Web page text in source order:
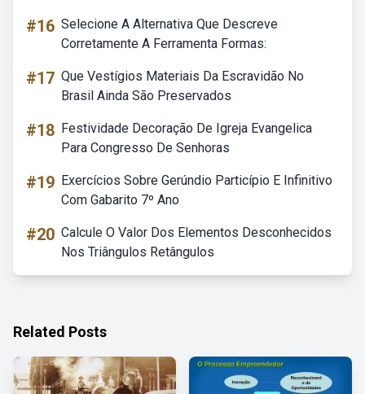
#16 Selecione A Alternativa Que Descreve
Corretamente A Ferramenta Formas:
#17 Que Vestígios Materiais Da Escravidão No
Brasil Ainda São Preservados
#18 Festividade Decoração De Igreja Evangelica
Para Congresso De Senhoras
#19 Exercícios Sobre Gerúndio Particípio E Infinitivo
Com Gabarito 7º Ano
#20 Calcule O Valor Dos Elementos Desconhecidos
Nos Triângulos Retângulos
Related Posts